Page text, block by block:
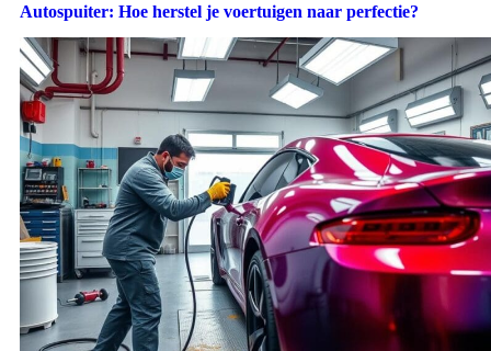
Autospuiter: Hoe herstel je voertuigen naar perfectie?